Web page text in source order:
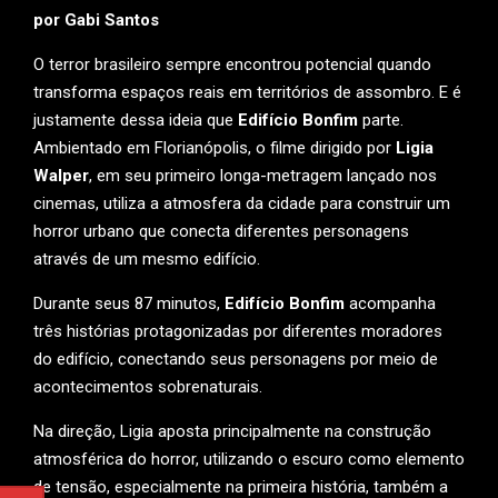
por Gabi Santos
O terror brasileiro sempre encontrou potencial quando
transforma espaços reais em territórios de assombro. E é
justamente dessa ideia que Edifício Bonfim parte.
Ambientado em Florianópolis, o filme dirigido por Ligia
Walper, em seu primeiro longa-metragem lançado nos
cinemas, utiliza a atmosfera da cidade para construir um
horror urbano que conecta diferentes personagens
através de um mesmo edifício.
Durante seus 87 minutos, Edifício Bonfim acompanha
três histórias protagonizadas por diferentes moradores
do edifício, conectando seus personagens por meio de
acontecimentos sobrenaturais.
Na direção, Ligia aposta principalmente na construção
atmosférica do horror, utilizando o escuro como elemento
de tensão, especialmente na primeira história, também a